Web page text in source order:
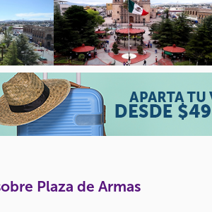
Plaza de Armas